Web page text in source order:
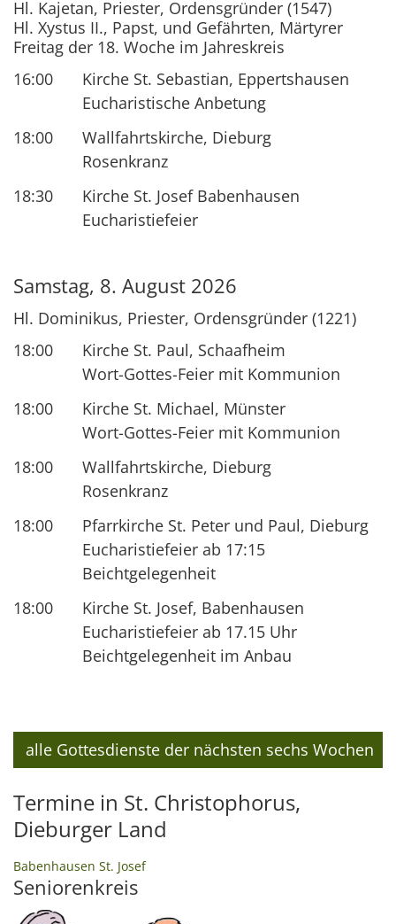
Hl. Kajetan, Priester, Ordensgründer (1547)
Hl. Xystus II., Papst, und Gefährten, Märtyrer
Freitag der 18. Woche im Jahreskreis
16:00
Kirche St. Sebastian, Eppertshausen
Eucharistische Anbetung
18:00
Wallfahrtskirche, Dieburg
Rosenkranz
18:30
Kirche St. Josef Babenhausen
Eucharistiefeier
Samstag, 8. August 2026
Hl. Dominikus, Priester, Ordensgründer (1221)
18:00
Kirche St. Paul, Schaafheim
Wort-Gottes-Feier mit Kommunion
18:00
Kirche St. Michael, Münster
Wort-Gottes-Feier mit Kommunion
18:00
Wallfahrtskirche, Dieburg
Rosenkranz
18:00
Pfarrkirche St. Peter und Paul, Dieburg
Eucharistiefeier ab 17:15
Beichtgelegenheit
18:00
Kirche St. Josef, Babenhausen
Eucharistiefeier ab 17.15 Uhr
Beichtgelegenheit im Anbau
alle Gottesdienste der nächsten sechs Wochen
Termine in St. Christophorus,
Dieburger Land
Babenhausen St. Josef:
Seniorenkreis